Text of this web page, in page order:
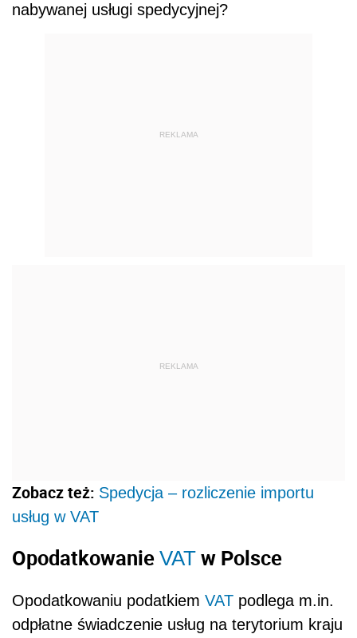
nabywanej usługi spedycyjnej?
REKLAMA
REKLAMA
Zobacz też: Spedycja – rozliczenie importu
usług w VAT
Opodatkowanie VAT w Polsce
Opodatkowaniu podatkiem VAT podlega m.in.
odpłatne świadczenie usług na terytorium kraju